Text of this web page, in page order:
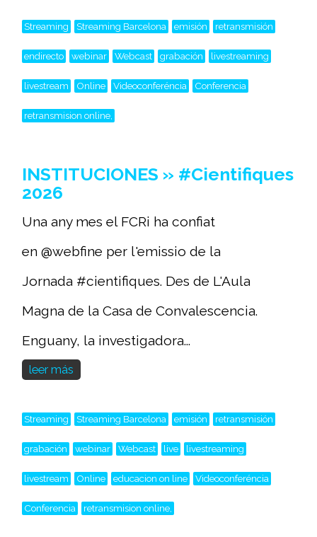
Streaming Streaming Barcelona emisión retransmisión
endirecto webinar Webcast grabación livestreaming
livestream Online Videoconferéncia Conferencia
retransmision online,
INSTITUCIONES » #Cientifiques
2026
Una any mes el FCRi ha confiat
en @webfine per l'emissio de la
Jornada #cientifiques. Des de L'Aula
Magna de la Casa de Convalescencia.
Enguany, la investigadora...
leer más
Streaming Streaming Barcelona emisión retransmisión
grabación webinar Webcast live livestreaming
livestream Online educacion on line Videoconferéncia
Conferencia retransmision online,